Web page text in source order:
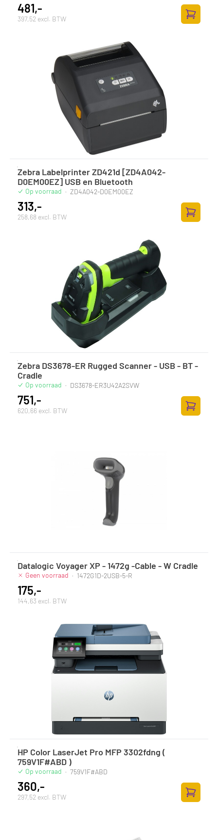
481,-
397,52 excl. BTW
Zebra Labelprinter ZD421d [ZD4A042-
D0EM00EZ] USB en Bluetooth
Op voorraad · ZD4A042-D0EM00EZ
313,-
258,68 excl. BTW
Zebra DS3678-ER Rugged Scanner - USB - BT -
Cradle
Op voorraad · DS3678-ER3U42A2SVW
751,-
620,66 excl. BTW
Datalogic Voyager XP - 1472g -Cable - W Cradle
Geen voorraad · 1472G1D-2USB-5-R
175,-
144,63 excl. BTW
HP Color LaserJet Pro MFP 3302fdng (
759V1F#ABD )
Op voorraad · 759V1F#ABD
360,-
297,52 excl. BTW